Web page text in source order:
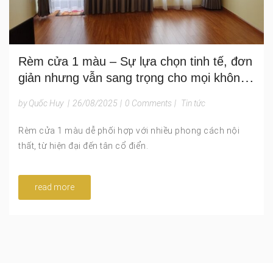
Rèm cửa 1 màu – Sự lựa chọn tinh tế, đơn
giản nhưng vẫn sang trọng cho mọi không
by Quốc Huy | 26/08/2025 | 0 Comments | Tin tức
Rèm cửa 1 màu dễ phối hợp với nhiều phong cách nội
thất, từ hiện đại đến tân cổ điển.
read more